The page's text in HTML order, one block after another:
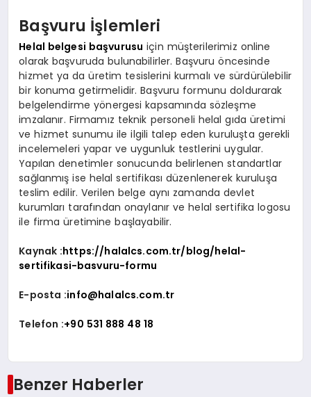
Başvuru İşlemleri
Helal belgesi başvurusu için müşterilerimiz online
olarak başvuruda bulunabilirler. Başvuru öncesinde
hizmet ya da üretim tesislerini kurmalı ve sürdürülebilir
bir konuma getirmelidir. Başvuru formunu doldurarak
belgelendirme yönergesi kapsamında sözleşme
imzalanır. Firmamız teknik personeli helal gıda üretimi
ve hizmet sunumu ile ilgili talep eden kuruluşta gerekli
incelemeleri yapar ve uygunluk testlerini uygular.
Yapılan denetimler sonucunda belirlenen standartlar
sağlanmış ise helal sertifikası düzenlenerek kuruluşa
teslim edilir. Verilen belge aynı zamanda devlet
kurumları tarafından onaylanır ve helal sertifika logosu
ile firma üretimine başlayabilir.
Kaynak :https://halalcs.com.tr/blog/helal-
sertifikasi-basvuru-formu
E-posta :info@halalcs.com.tr
Telefon :+90 531 888 48 18
Benzer Haberler